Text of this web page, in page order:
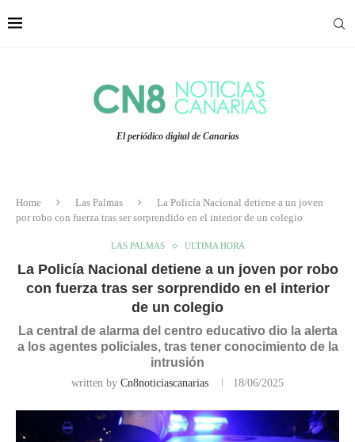
El periódico digital de Canarias
Home Las Palmas
La Policía Nacional detiene a un joven
por robo con fuerza tras ser sorprendido en el interior de un colegio
LAS PALMAS ULTIMA HORA
La Policía Nacional detiene a un joven por robo
con fuerza tras ser sorprendido en el interior
de un colegio
La central de alarma del centro educativo dio la alerta
a los agentes policiales, tras tener conocimiento de la
intrusión
written by Cn8noticiascanarias 18/06/2025